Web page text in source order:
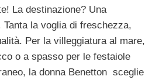
La destinazione? Una
la voglia di freschezza,
Per la villeggiatura al mare,
o a spasso per le festaiole
la donna Benetton sceglie